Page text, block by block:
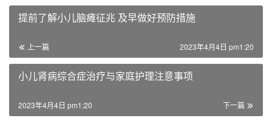
提前了解小儿脑瘫征兆 及早做好预防措施
上一篇 2023年4月4日 pm1:20
小儿肾病综合症治疗与家庭护理注意事项
下一篇
2023年4月4日 pm1:20